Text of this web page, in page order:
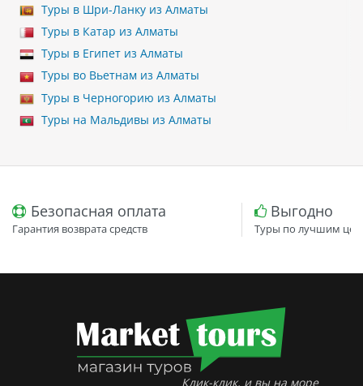
Туры в Шри-Ланку из Алматы
Туры в Катар из Алматы
Туры в Египет из Алматы
Туры во Вьетнам из Алматы
Туры в Черногорию из Алматы
Туры на Мальдивы из Алматы
Безопасная оплата
Гарантия возврата средств
Выгодно
Туры по лучшим
Клик-клик, и вы на море